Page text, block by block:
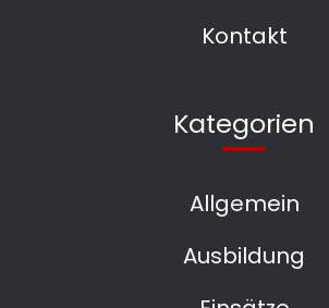
Kontakt
Kategorien
Allgemein
Ausbildung